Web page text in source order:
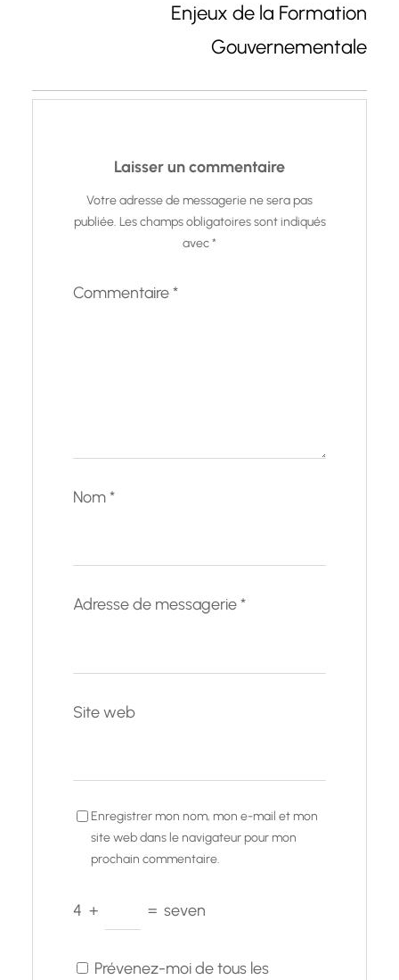
Enjeux de la Formation
Gouvernementale
Laisser un commentaire
Votre adresse de messagerie ne sera pas
publiée. Les champs obligatoires sont indiqués
avec*
Commentaire*
Nom*
Adresse de messagerie*
Site web
Enregistrer mon nom, mon e-mail et mon
site web dans le navigateur pour mon
prochain commentaire.
4 + = seven
Prévenez-moi de tous les